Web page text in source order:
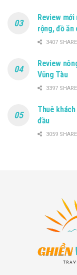
Review
rộng, đồ ăn
3407
Review
Vũng Tàu
3397
Thuê
đầu
3059